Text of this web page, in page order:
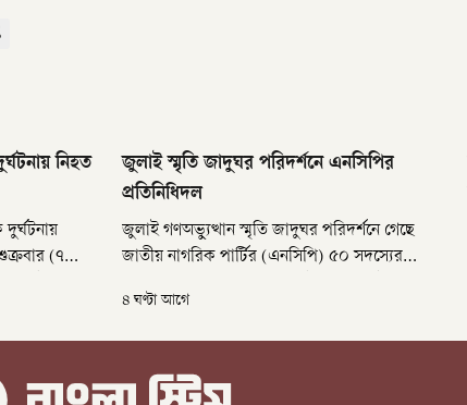
নিহত
(৭
জুলাই স্মৃতি জাদুঘর পরিদর্শনে এনসিপির
প্রতিনিধিদল
জুলাই গণঅভ্যুত্থান স্মৃতি জাদুঘর পরিদর্শনে গেছে
জাতীয় নাগরিক পার্টির (এনসিপি) ৫০ সদস্যের
দলের আহ্বায়ক ও জাতীয় সংসদের বিরোধীদলীয়
৪ ঘণ্টা আগে